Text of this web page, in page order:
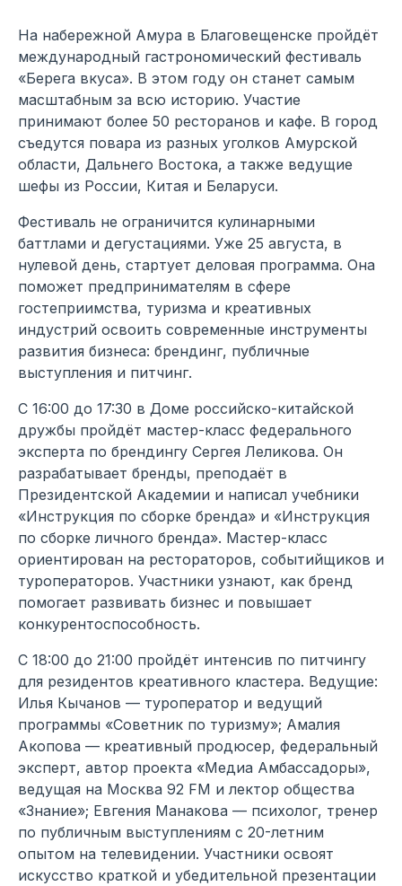
На набережной Амура в Благовещенске пройдёт
международный гастрономический фестиваль
«Берега вкуса». В этом году он станет самым
масштабным за всю историю. Участие
принимают более 50 ресторанов и кафе. В город
съедутся повара из разных уголков Амурской
области, Дальнего Востока, а также ведущие
шефы из России, Китая и Беларуси.
Фестиваль не ограничится кулинарными
баттлами и дегустациями. Уже 25 августа, в
нулевой день, стартует деловая программа. Она
поможет предпринимателям в сфере
гостеприимства, туризма и креативных
индустрий освоить современные инструменты
развития бизнеса: брендинг, публичные
выступления и питчинг.
С 16:00 до 17:30 в Доме российско-китайской
дружбы пройдёт мастер-класс федерального
эксперта по брендингу Сергея Леликова. Он
разрабатывает бренды, преподаёт в
Президентской Академии и написал учебники
«Инструкция по сборке бренда» и «Инструкция
по сборке личного бренда». Мастер-класс
ориентирован на рестораторов, событийщиков и
туроператоров. Участники узнают, как бренд
помогает развивать бизнес и повышает
конкурентоспособность.
С 18:00 до 21:00 пройдёт интенсив по питчингу
для резидентов креативного кластера. Ведущие:
Илья Кычанов — туроператор и ведущий
программы «Советник по туризму»; Амалия
Акопова — креативный продюсер, федеральный
эксперт, автор проекта «Медиа Амбассадоры»,
ведущая на Москва 92 FM и лектор общества
«Знание»; Евгения Манакова — психолог, тренер
по публичным выступлениям с 20-летним
опытом на телевидении. Участники освоят
искусство краткой и убедительной презентации